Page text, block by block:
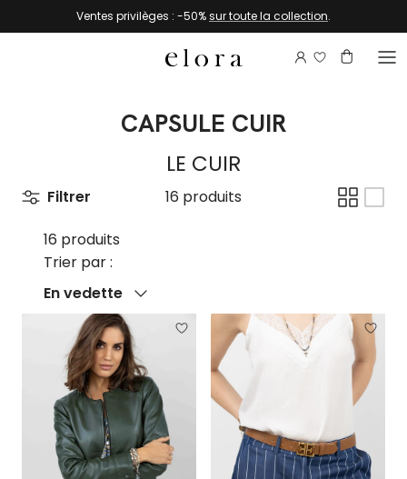
Aller au contenuVentes privilèges : -50%sur toute la collection.
CompteConnectez-
Panier
CAPSULE CUIR
LE CUIR
Filtrer 16 produits
16 produits
Trier par :
Trier par
En vedette